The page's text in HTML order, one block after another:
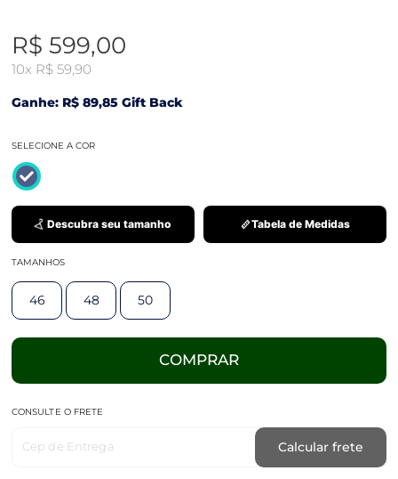
R$ 599,00
10x R$ 59,90
Ganhe: R$ 89,85 Gift Back
SELECIONE A COR
Descubra seu tamanho Tabela de Medidas
TAMANHOS
46 48 50
COMPRAR
CONSULTE O FRETE
Cep de Entrega Calcular frete